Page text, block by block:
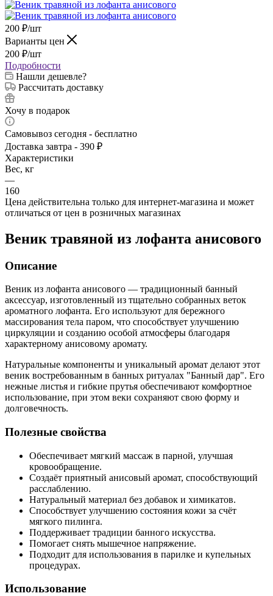
200 ₽/шт
Варианты цен
200 ₽/шт
Подробности
Нашли дешевле?
Рассчитать доставку
Хочу в подарок
Самовывоз сегодня - бесплатно
Доставка завтра - 390 ₽
Характеристики
Вес, кг
—
160
Цена действительна только для интернет-магазина и может
отличаться от цен в розничных магазинах
Веник травяной из лофанта анисового
Описание
Веник из лофанта анисового — традиционный банный
аксессуар, изготовленный из тщательно собранных веток
ароматного лофанта. Его используют для бережного
массирования тела паром, что способствует улучшению
циркуляции и созданию особой атмосферы благодаря
характерному анисовому аромату.
Натуральные компоненты и уникальный аромат делают этот
веник востребованным в банных ритуалах "Банный дар". Его
нежные листья и гибкие прутья обеспечивают комфортное
использование, при этом веки сохраняют свою форму и
долговечность.
Полезные свойства
Обеспечивает мягкий массаж в парной, улучшая
кровообращение.
Создаёт приятный анисовый аромат, способствующий
расслаблению.
Натуральный материал без добавок и химикатов.
Способствует улучшению состояния кожи за счёт
мягкого пилинга.
Поддерживает традиции банного искусства.
Помогает снять мышечное напряжение.
Подходит для использования в парилке и купельных
процедурах.
Использование